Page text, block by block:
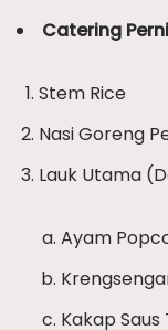
Catering
Stem Rice
Nasi Goreng
Lauk Utama
Ayam
Kakap Saus